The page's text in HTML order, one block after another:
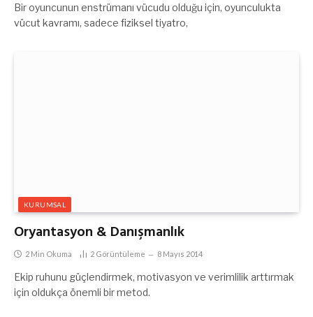
Bir oyuncunun enstrümanı vücudu olduğu için, oyunculukta
vücut kavramı, sadece fiziksel tiyatro,
KURUMSAL
Oryantasyon & Danışmanlık
2 Min Okuma 2 Görüntüleme 8 Mayıs 2014
Ekip ruhunu güçlendirmek, motivasyon ve verimlilik arttırmak
için oldukça önemli bir metod.